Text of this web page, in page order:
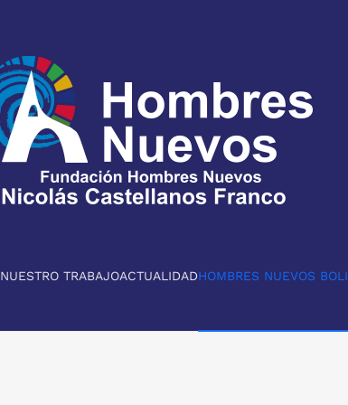
NUESTRO TRABAJOACTUALIDADHOMBRES NUEVOS